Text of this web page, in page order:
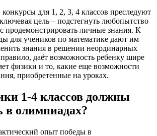
для 1, 2, 3, 4 классов преследуют
цель – подстегнуть любопытство
продемонстрировать личные знания. К
для учеников по математике дают им
знания в решении неординарных
правило, даёт возможность ребенку шире
физики и то, какие еще возможности
приобретенные на уроках.
1-4 классов должны
в олимпиадах?
опыт победы в